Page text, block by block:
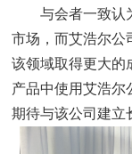
与会者一致认
市场，而艾浩尔公
该领域取得更大的
产品中使用艾浩尔
期待与该公司建立